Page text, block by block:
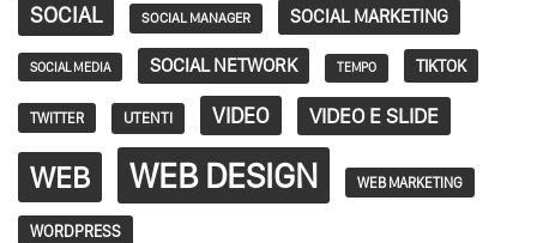
SOCIAL SOCIAL MANAGER SOCIAL MARKETING
SOCIAL MEDIA SOCIAL NETWORK TEMPO TIKTOK
TWITTER UTENTI VIDEO VIDEO E SLIDE
WEB WEB DESIGN WEB MARKETING
WORDPRESS